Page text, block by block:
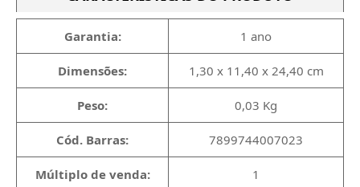
Garantia: 1 ano
Dimensões: 1,30 x 11,40 x 24,40 cm
Peso: 0,03 Kg
Cód. Barras: 7899744007023
Múltiplo de venda: 1